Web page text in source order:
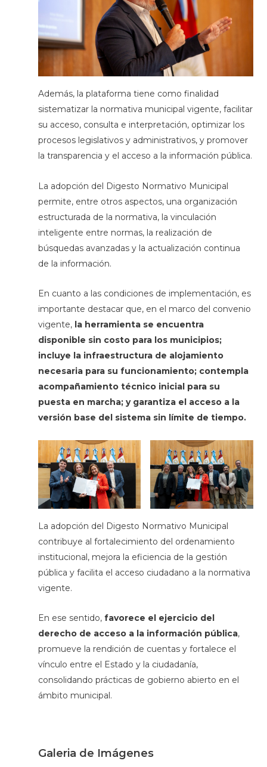
Además, la plataforma tiene como finalidad
sistematizar la normativa municipal vigente, facilitar
su acceso, consulta e interpretación, optimizar los
procesos legislativos y administrativos, y promover
la transparencia y el acceso a la información pública.
La adopción del Digesto Normativo Municipal
permite, entre otros aspectos, una organización
estructurada de la normativa, la vinculación
inteligente entre normas, la realización de
búsquedas avanzadas y la actualización continua
de la información.
En cuanto a las condiciones de implementación, es
importante destacar que, en el marco del convenio
vigente, la herramienta se encuentra
disponible sin costo para los municipios;
incluye la infraestructura de alojamiento
necesaria para su funcionamiento; contempla
acompañamiento técnico inicial para su
puesta en marcha; y garantiza el acceso a la
versión base del sistema sin límite de tiempo.
La adopción del Digesto Normativo Municipal
contribuye al fortalecimiento del ordenamiento
institucional, mejora la eficiencia de la gestión
pública y facilita el acceso ciudadano a la normativa
vigente.
En ese sentido, favorece el ejercicio del
derecho de acceso a la información pública,
promueve la rendición de cuentas y fortalece el
vínculo entre el Estado y la ciudadanía,
consolidando prácticas de gobierno abierto en el
ámbito municipal.
Galeria de Imágenes